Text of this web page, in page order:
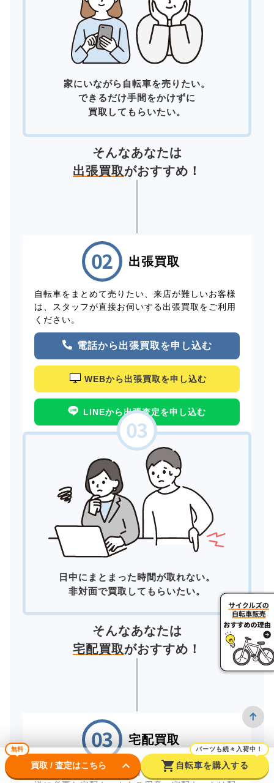
家にいながら自転車を売りたい。
できるだけ手間をかけずに
買取してもらいたい。
そんなあなたは
出張買取がおすすめ！
出張買取
自転車をまとめて売りたい、来店が難しいお客様
は、スタッフが直接お伺いする出張買取をご利用
ください。
電話から出張買取を申し込む
WEBから出張買取を申し込む
LINEから出張査定を申し込む
日中にまとまった時間が取れない。
非対面で買取してもらいたい。
そんなあなたは
宅配買取がおすすめ！
宅配買取
自宅にいながら買取が完了する「宅配買取」。配
無料
買取 / 査定はこちら keyboard_arrow_down shopping_cart
パーツも続々入荷中！
自転車を購入する